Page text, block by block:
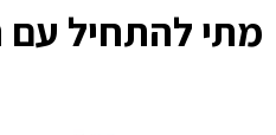
מתי להתחיל עם